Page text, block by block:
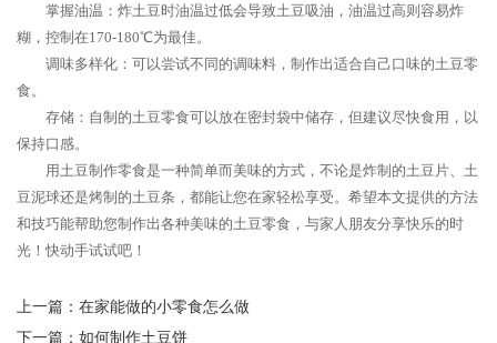
掌握油温：炸土豆时油温过低会导致土豆吸油，油温过高则容易炸
糊，控制在170-180℃为最佳。
调味多样化：可以尝试不同的调味料，制作出适合自己口味的土豆零
食。
存储：自制的土豆零食可以放在密封袋中储存，但建议尽快食用，以
保持口感。
用土豆制作零食是一种简单而美味的方式，不论是炸制的土豆片、土
豆泥球还是烤制的土豆条，都能让您在家轻松享受。希望本文提供的方法
和技巧能帮助您制作出各种美味的土豆零食，与家人朋友分享快乐的时
光！快动手试试吧！
上一篇： 在家能做的小零食怎么做
下一篇： 如何制作土豆饼